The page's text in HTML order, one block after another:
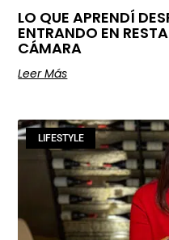
LO QUE APRENDÍ
ENTRANDO EN
CÁMARA
Leer Más
LIFESTYLE